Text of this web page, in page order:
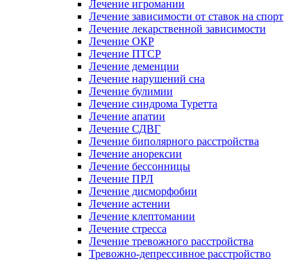
Лечение игромании
Лечение зависимости от ставок на спорт
Лечение лекарственной зависимости
Лечение ОКР
Лечение ПТСР
Лечение деменции
Лечение нарушений сна
Лечение булимии
Лечение синдрома Туретта
Лечение апатии
Лечение СДВГ
Лечение биполярного расстройства
Лечение анорексии
Лечение бессонницы
Лечение ПРЛ
Лечение дисморфобии
Лечение астении
Лечение клептомании
Лечение стресса
Лечение тревожного расстройства
Тревожно-депрессивное расстройство